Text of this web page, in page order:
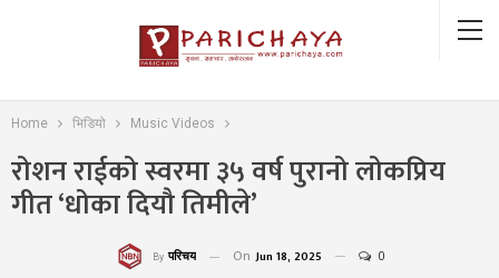
Home भिडियो Music Videos
रोशन राईको स्वरमा ३५ वर्ष पुरानो लोकप्रिय
गीत ‘धोका दियौ तिमीले’
By परिचय On Jun 18, 2025 0